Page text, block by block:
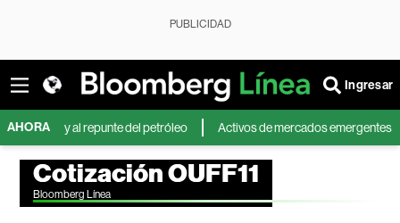
PUBLICIDAD
Ingresar
AHORA
y al repunte del petróleo Activos de mercados emergentes caen
Cotización OUFF11
Bloomberg Línea